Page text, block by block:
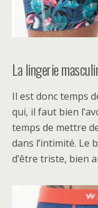
La lingerie
Il est donc temps
qui, il faut bien
temps de mettre
dans l’intimité. Le
d’être triste, bien